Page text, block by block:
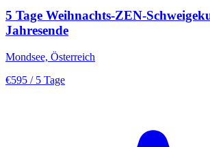
5 Tage Weihnachts-ZEN-
Jahresende
Mondsee, Österreich
€595 / 5 Tage